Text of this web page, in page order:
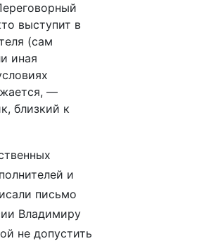
выступит в
(сам
иная
—
близкий к
и
письмо
Владимиру
не допустить